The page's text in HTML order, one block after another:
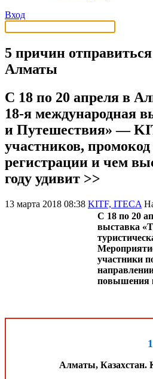
Вход
5 причин
Алматы
С 18 по 20 апреля в
18-я международная
и Путешествия» ―
участников,
регистрации и чем
году удивит >>
13 марта 2018 08:38 KITF, ITECA
С 18 по 20
выставка
участники
повышения
Алматы, Казахстан.